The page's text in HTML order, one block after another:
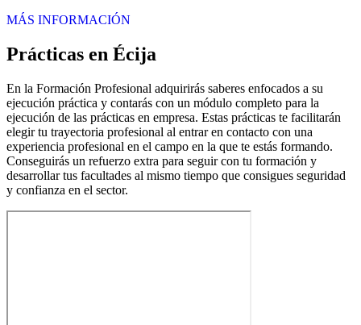
MÁS INFORMACIÓN
Prácticas en Écija
En la Formación Profesional adquirirás saberes enfocados a su
ejecución práctica y contarás con un módulo completo para la
ejecución de las prácticas en empresa. Estas prácticas te facilitarán
elegir tu trayectoria profesional al entrar en contacto con una
experiencia profesional en el campo en la que te estás formando.
Conseguirás un refuerzo extra para seguir con tu formación y
desarrollar tus facultades al mismo tiempo que consigues seguridad
y confianza en el sector.